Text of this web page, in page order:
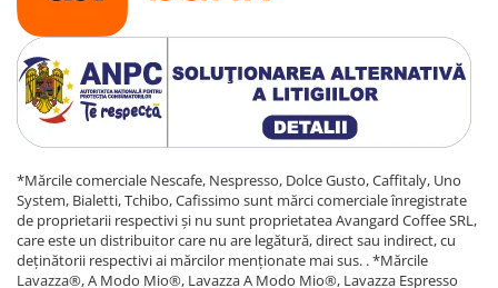
*Mărcile comerciale Nescafe, Nespresso, Dolce Gusto, Caffitaly, Uno
System, Bialetti, Tchibo, Cafissimo sunt mărci comerciale înregistrate
de proprietarii respectivi și nu sunt proprietatea Avangard Coffee SRL,
care este un distribuitor care nu are legătură, direct sau indirect, cu
deținătorii respectivi ai mărcilor menționate mai sus. . *Mărcile
Lavazza®, A Modo Mio®, Lavazza A Modo Mio®, Lavazza Espresso